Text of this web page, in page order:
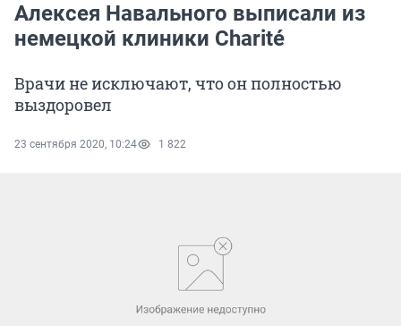
Алексея Навального выписали из
немецкой клиники Charité
Врачи не исключают, что он полностью
выздоровел
23 сентября 2020, 10:24 1 822